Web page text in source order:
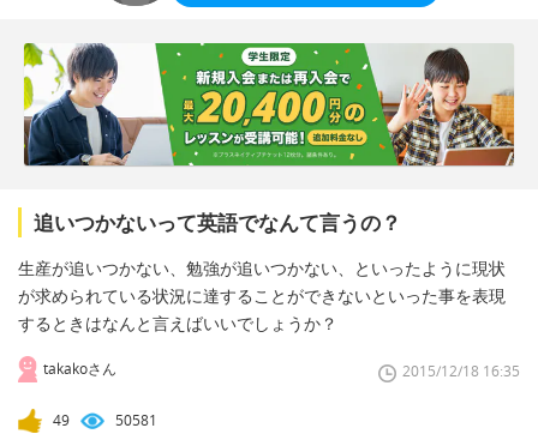
追いつかないって英語でなんて言うの？
生産が追いつかない、勉強が追いつかない、といったように現状
が求められている状況に達することができないといった事を表現
するときはなんと言えばいいでしょうか？
takakoさん 2015/12/18 16:35
49 50581